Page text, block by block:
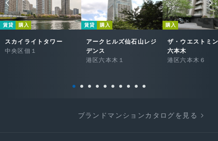
賃貸 購入
スカイライトタワー
中央区佃１
賃貸 購入
アークヒルズ仙石山レジ
デンス
港区六本木１
購入
ザ・ウエストミ
六本木
港区六本木６
ブランドマンションカタログを見る